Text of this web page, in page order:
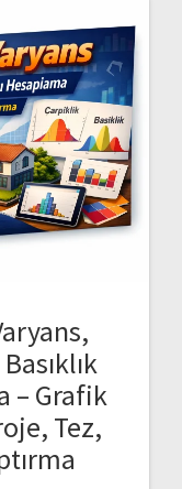
– Grafik
Tez,